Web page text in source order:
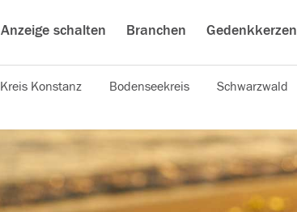
Anzeige schalten Branchen Gedenkkerzen
Kreis Konstanz Bodenseekreis Schwarzwald